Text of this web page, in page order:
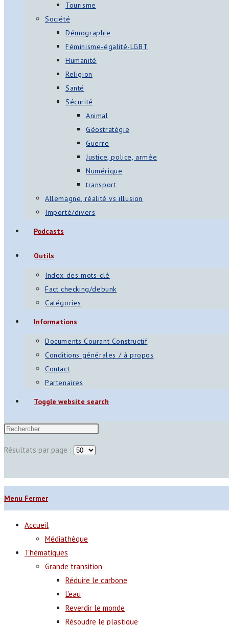
Tourisme
Société
Démographie
Féminisme-égalité-LGBT
Humanité
Religion
Santé
Sécurité
Animal
Géostratégie
Guerre
Justice, police, armée
Numérique
transport
Allemagne, réalité vs illusion
Importé/divers
Podcasts
Outils
Index des mots-clé
Fact checking/debunk
Catégories
Informations
Documents Courant Constructif
Conditions générales / à propos
Contact
Partenaires
Toggle website search
Résultats par page :
Menu Fermer
Accueil
Médiathèque
Thématiques
Grande transition
Réduire le carbone
L’eau
Reverdir le monde
Résoudre le plastique